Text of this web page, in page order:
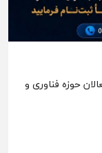
حوزه فناوری و